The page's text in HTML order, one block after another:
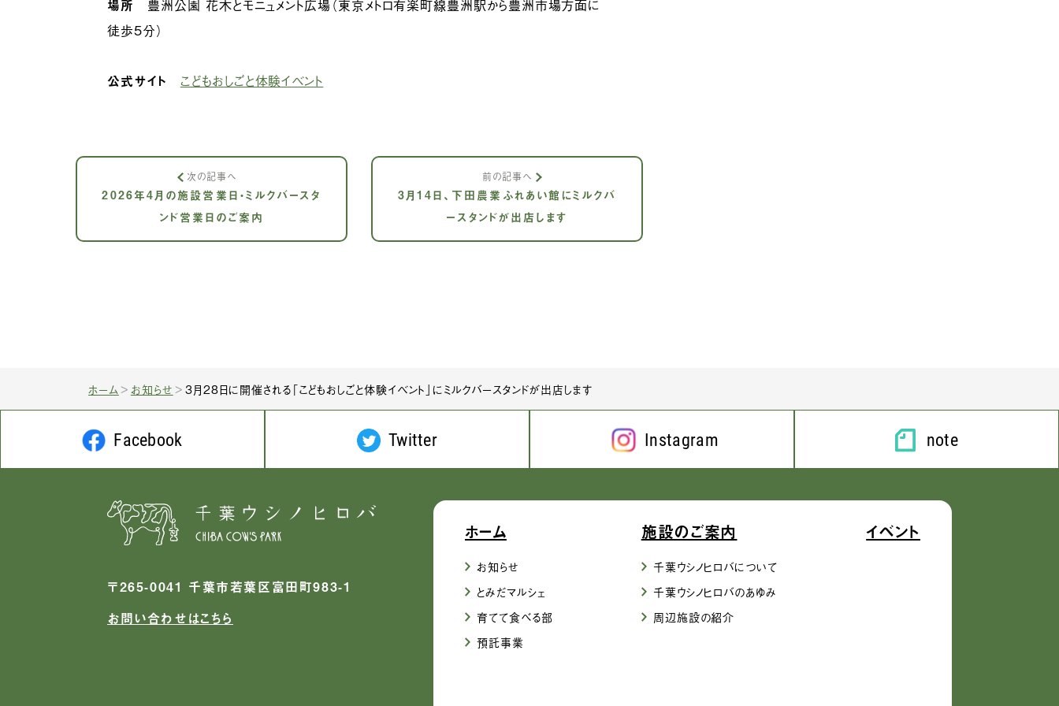
場所 豊洲公園 花木とモニュメント広場（東京メトロ有楽町線豊洲駅から豊洲市場方面に
徒歩5分）
公式サイト こどもおしごと体験イベント
次の記事へ
2026年4月の施設営業日・ミルクバースタ
ンド営業日のご案内
前の記事へ
3月14日、下田農業ふれあい館にミルクバ
ースタンドが出店します
ホーム お知らせ 3月28日に開催される「こどもおしごと体験イベント」にミルクバースタンドが出店します
Facebook Twitter Instagram note
〒265-0041 千葉市若葉区富田町983-1
お問い合わせはこちら
ホーム
お知らせ
とみだマルシェ
育てて食べる部
預託事業
施設のご案内
千葉ウシノヒロバについて
千葉ウシノヒロバのあゆみ
周辺施設の紹介
イベント